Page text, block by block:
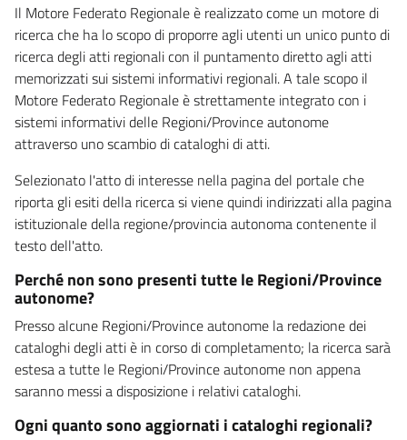
Il Motore Federato Regionale è realizzato come un motore di
ricerca che ha lo scopo di proporre agli utenti un unico punto di
ricerca degli atti regionali con il puntamento diretto agli atti
memorizzati sui sistemi informativi regionali. A tale scopo il
Motore Federato Regionale è strettamente integrato con i
sistemi informativi delle Regioni/Province autonome
attraverso uno scambio di cataloghi di atti.
Selezionato l'atto di interesse nella pagina del portale che
riporta gli esiti della ricerca si viene quindi indirizzati alla pagina
istituzionale della regione/provincia autonoma contenente il
testo dell'atto.
Perché non sono presenti tutte le Regioni/Province
autonome?
Presso alcune Regioni/Province autonome la redazione dei
cataloghi degli atti è in corso di completamento; la ricerca sarà
estesa a tutte le Regioni/Province autonome non appena
saranno messi a disposizione i relativi cataloghi.
Ogni quanto sono aggiornati i cataloghi regionali?